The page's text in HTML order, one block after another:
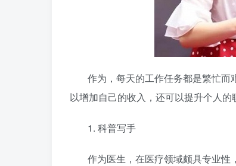
作为，每天的工作任务都是繁忙
以增加自己的收入，还可以提升个人的
1. 科普写手
作为医生，在医疗领域颇具专业